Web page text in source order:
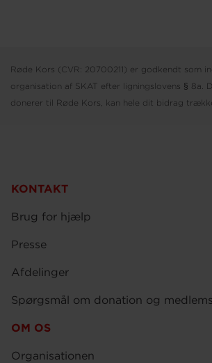
Røde Kors (CVR: 20700211) er godkendt som
organisation af SKAT efter ligningslovens § 8a.
donerer til Røde Kors, kan hele dit bidrag
KONTAKT
Brug for hjælp
Presse
Afdelinger
Spørgsmål om donation og
OM OS
Organisationen